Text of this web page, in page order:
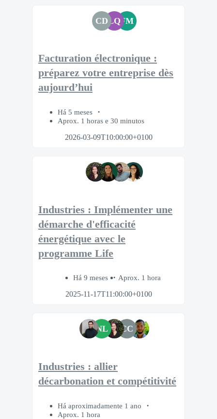
CD LQ FM
Facturation électronique :
préparez votre entreprise dès
aujourd’hui
Há 5 meses
Aprox. 1 horas e 30 minutos
2026-03-09T10:00:00+0100
Industries : Implémenter une
démarche d'efficacité
énergétique avec le
programme Life
Há 9 meses
Aprox. 1 hora
2025-11-17T11:00:00+0100
NL CC
Industries : allier
décarbonation et compétitivité
Há aproximadamente 1 ano
Aprox. 1 hora